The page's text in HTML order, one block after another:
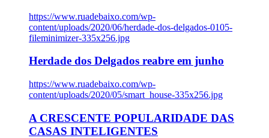
https://www.ruadebaixo.com/wp-
content/uploads/2020/06/herdade-dos-delgados-0105-
fileminimizer-335x256.jpg
Herdade dos Delgados reabre em junho
https://www.ruadebaixo.com/wp-
content/uploads/2020/05/smart_house-335x256.jpg
A CRESCENTE POPULARIDADE DAS
CASAS INTELIGENTES